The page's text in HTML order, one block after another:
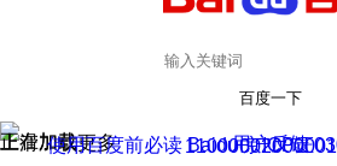
百度一下
正在加载
上滑加载更多 用户反馈
使用百度前必读 Baidu 京ICP证
京公网安备